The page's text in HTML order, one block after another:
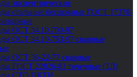
эксцентрические
стальные бесшовные ГОСТ 17378-
ОСТ 34.10.700-97
ОСТ 34.10-753-97 сварные
ОСТ 36-22-77 сварные
ГОСТ 22826-83 точечные (ТД)
СТО ЦКТИ